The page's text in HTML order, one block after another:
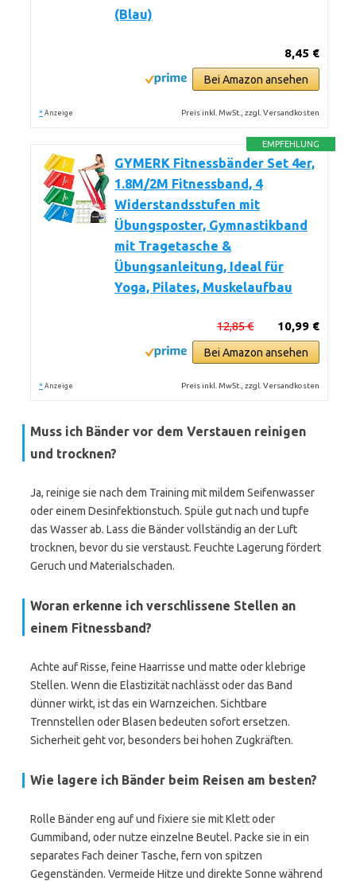
(Blau)
8,45 €
Bei Amazon ansehen
* Anzeige Preis inkl. MwSt., zzgl. Versandkosten
EMPFEHLUNG
GYMERK Fitnessbänder Set 4er,
1.8M/2M Fitnessband, 4
Widerstandsstufen mit
Übungsposter, Gymnastikband
mit Tragetasche &
Übungsanleitung, Ideal für
Yoga, Pilates, Muskelaufbau
10,99 €
12,85 €
Bei Amazon ansehen
* Anzeige Preis inkl. MwSt., zzgl. Versandkosten
Muss ich Bänder vor dem Verstauen reinigen
und trocknen?
Ja, reinige sie nach dem Training mit mildem Seifenwasser
oder einem Desinfektionstuch. Spüle gut nach und tupfe
das Wasser ab. Lass die Bänder vollständig an der Luft
trocknen, bevor du sie verstaust. Feuchte Lagerung fördert
Geruch und Materialschaden.
Woran erkenne ich verschlissene Stellen an
einem Fitnessband?
Achte auf Risse, feine Haarrisse und matte oder klebrige
Stellen. Wenn die Elastizität nachlässt oder das Band
dünner wirkt, ist das ein Warnzeichen. Sichtbare
Trennstellen oder Blasen bedeuten sofort ersetzen.
Sicherheit geht vor, besonders bei hohen Zugkräften.
Wie lagere ich Bänder beim Reisen am besten?
Rolle Bänder eng auf und fixiere sie mit Klett oder
Gummiband, oder nutze einzelne Beutel. Packe sie in ein
separates Fach deiner Tasche, fern von spitzen
Gegenständen. Vermeide Hitze und direkte Sonne während